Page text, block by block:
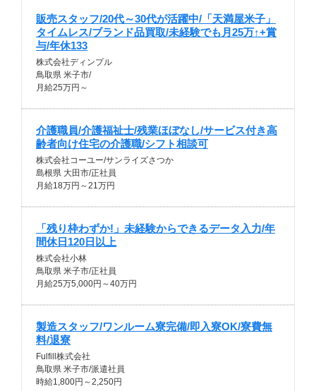
販売スタッフ/20代～30代が活躍中/「天満屋米子」
タイムレス/ブランド品買取/未経験でも月25万↑+賞
与/年休133
株式会社ディンプル
鳥取県 米子市/
月給25万円～
介護職員/介護福祉士/残業ほぼなし/サービス付き高
齢者向け住宅の介護職/シフト相談可
株式会社コーユー/サンライズさつか
島根県 大田市/正社員
月給18万円～21万円
「残り枠わずか!」未経験からできるデータ入力/年
間休日120日以上
株式会社小林
鳥取県 米子市/正社員
月給25万5,000円～40万円
製造スタッフ/ワンルーム寮完備/即入寮OK/寮費無
料/退寮
Fulfill株式会社
鳥取県 米子市/派遣社員
時給1,800円～2,250円